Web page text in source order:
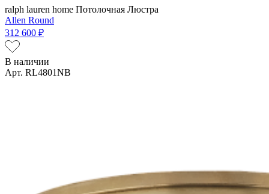
ralph lauren home Потолочная Люстра
Allen Round
312 600 ₽
В наличии
Арт. RL4801NB